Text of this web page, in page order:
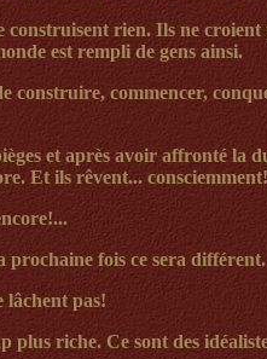
construisent rien. Ils ne
est rempli de gens ainsi.
commencer,
et après avoir affronté la
Et ils rêvent... consciemment!
prochaine fois ce sera différent.
lâchent pas!
plus riche. Ce sont des